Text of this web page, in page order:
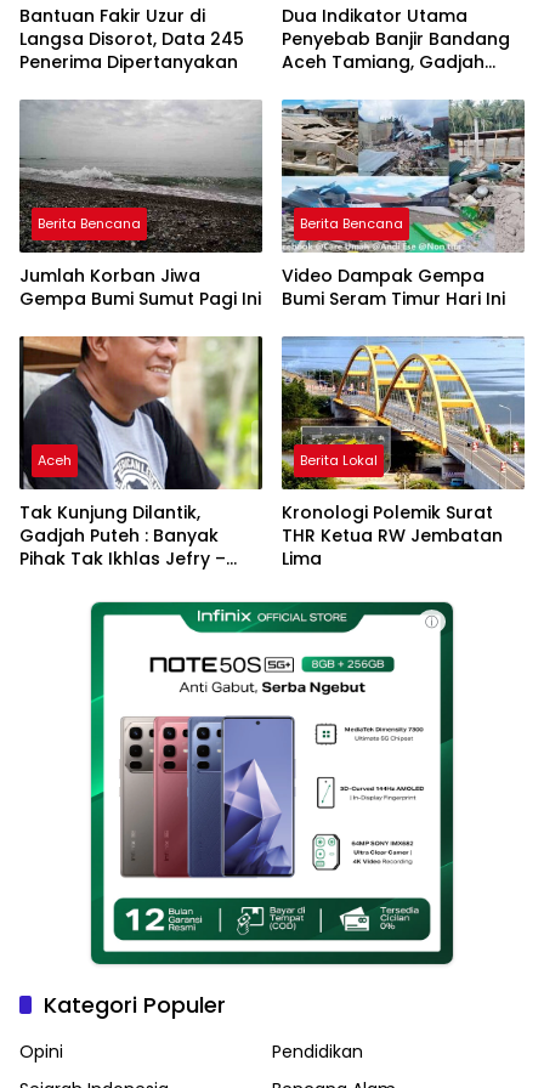
Bantuan Fakir Uzur di
Langsa Disorot, Data 245
Penerima Dipertanyakan
Dua Indikator Utama
Penyebab Banjir Bandang
Aceh Tamiang, Gadjah
DAS
Berita Bencana
Jumlah Korban Jiwa
Gempa Bumi Sumut Pagi Ini
Berita Bencana
Video Dampak Gempa
Bumi Seram Timur Hari Ini
Aceh
Tak Kunjung Dilantik,
Gadjah Puteh : Banyak
Pihak Tak Ikhlas Jefry –
Berita Lokal
Kronologi Polemik Surat
THR Ketua RW Jembatan
Lima
ⓘ
Kategori Populer
Opini
Pendidikan